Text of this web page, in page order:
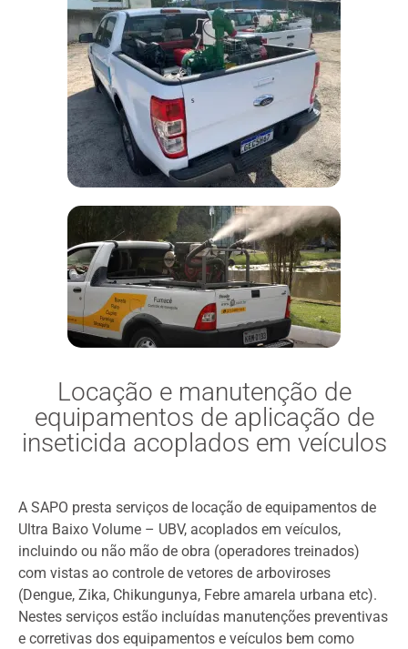
Locação e manutenção de
equipamentos de aplicação de
inseticida acoplados em veículos
A SAPO presta serviços de locação de equipamentos de
Ultra Baixo Volume – UBV, acoplados em veículos,
incluindo ou não mão de obra (operadores treinados)
com vistas ao controle de vetores de arboviroses
(Dengue, Zika, Chikungunya, Febre amarela urbana etc).
Nestes serviços estão incluídas manutenções preventivas
e corretivas dos equipamentos e veículos bem como